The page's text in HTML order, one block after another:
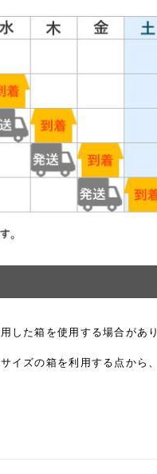
した箱を使用する場合があり
イズの箱を利用する点から、